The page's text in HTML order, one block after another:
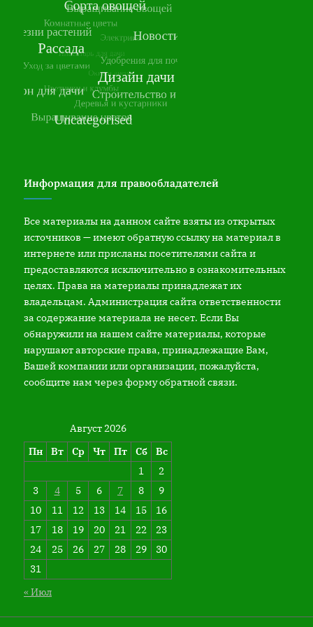
Информация для правообладателей
Все материалы на данном сайте взяты из открытых
источников — имеют обратную ссылку на материал в
интернете или присланы посетителями сайта и
предоставляются исключительно в ознакомительных
целях. Права на материалы принадлежат их
владельцам. Администрация сайта ответственности
за содержание материала не несет. Если Вы
обнаружили на нашем сайте материалы, которые
нарушают авторские права, принадлежащие Вам,
Вашей компании или организации, пожалуйста,
сообщите нам через форму обратной связи.
Август 2026
Пн
Вт Ср Чт Пт Сб
Вс
1
2
3
4 5 6 7 8
9
10
11 12 13 14 15
16
17
18 19 20 21 22
23
24
25 26 27 28 29
30
31
« Июл